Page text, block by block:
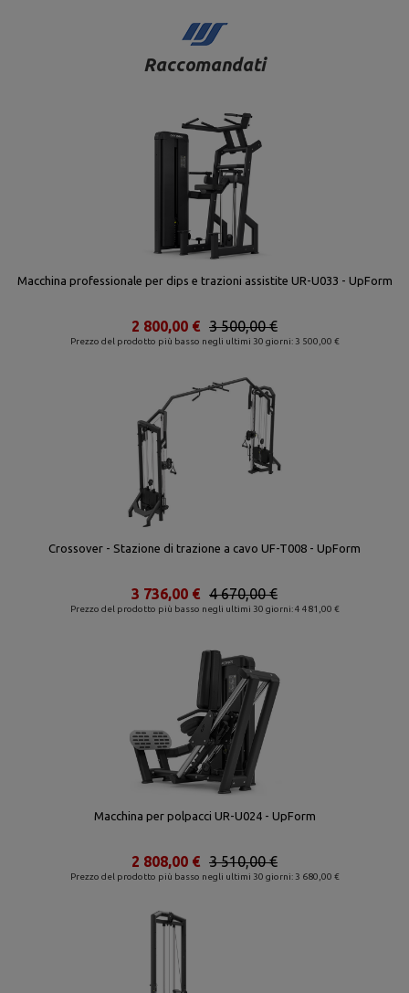
Raccomandati
Macchina professionale per dips e trazioni assistite UR-U033 - UpForm
Prezzo del prodotto più basso negli ultimi 30 giorni: 3 500,00 €
3 500,00 €
2 800,00 €
Crossover - Stazione di trazione a cavo UF-T008 - UpForm
Prezzo del prodotto più basso negli ultimi 30 giorni: 4 481,00 €
4 670,00 €
3 736,00 €
Macchina per polpacci UR-U024 - UpForm
Prezzo del prodotto più basso negli ultimi 30 giorni: 3 680,00 €
3 510,00 €
2 808,00 €